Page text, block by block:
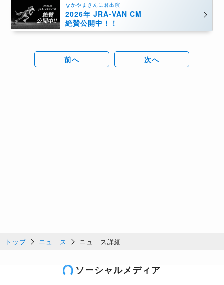
なかやまきんに君出演
2026年 JRA-VAN CM
絶賛公開中！！
前へ 次へ
トップ ニュース ニュース詳細
ソーシャルメディア